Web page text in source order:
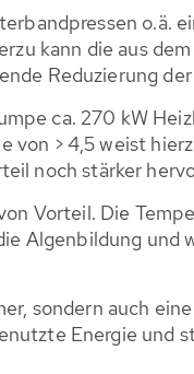
o.ä.
kann die aus
Reduzierung
ca. 270 kW
> 4,5 weist
noch stärker
Vorteil. Die
Algenbildung und
sondern auch
Energie und